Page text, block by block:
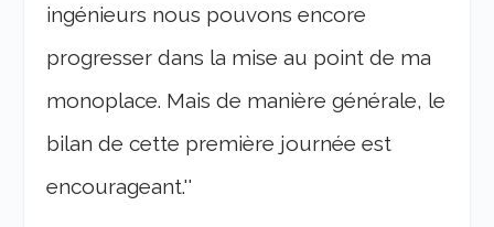
ingénieurs nous pouvons encore
progresser dans la mise au point de ma
monoplace. Mais de manière générale, le
bilan de cette première journée est
encourageant.''